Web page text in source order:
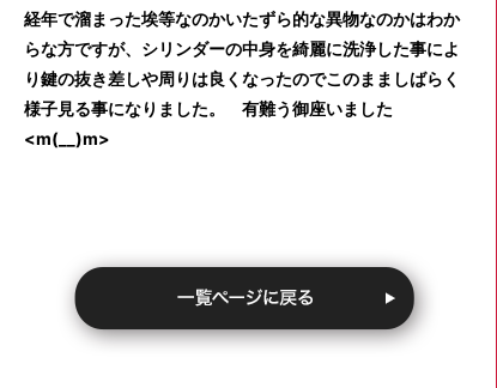
経年で溜まった埃等なのかいたずら的な異物なのかはわか
らな方ですが、シリンダーの中身を綺麗に洗浄した事によ
り鍵の抜き差しや周りは良くなったのでこのまましばらく
様子見る事になりました。 有難う御座いました
<m(__)m>